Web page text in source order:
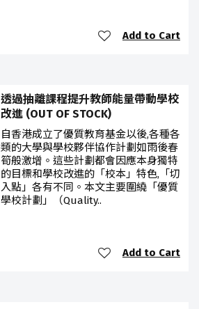
Add to Cart
透過抽離課程提升教師能量帶動學校
改進 (OUT OF STOCK)
自香港成立了優質教育基金以後,各種各
類的大學與學校夥伴協作計劃如雨後春
筍般激增。這些計劃都會因應本身獨特
的目標和學校改進的「校本」特色,「切
入點」各有不同。本文主要圍繞「優質
學校計劃」（Quality..
Add to Cart